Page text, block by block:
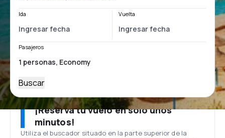
Ida Vuelta
Pasajeros
Buscar
¡Reserva tu vuelo en solo unos
minutos!
Utiliza el buscador situado en la parte superior de la